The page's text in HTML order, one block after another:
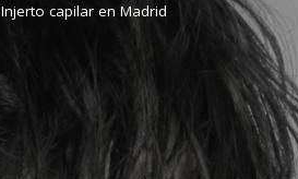
Injerto capilar en Madrid